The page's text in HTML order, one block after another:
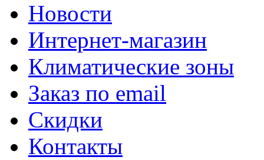
Новости
Интернет-магазин
Климатические зоны
Заказ по email
Скидки
Контакты